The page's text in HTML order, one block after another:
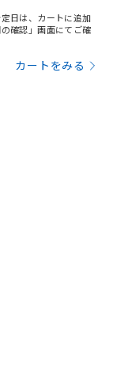
日は、カートに追加
確認」画面にてご確
カートをみる